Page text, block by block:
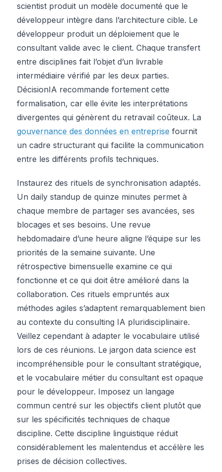
scientist produit un modèle documenté que le
développeur intègre dans l’architecture cible. Le
développeur produit un déploiement que le
consultant valide avec le client. Chaque transfert
entre disciplines fait l’objet d’un livrable
intermédiaire vérifié par les deux parties.
DécisionIA recommande fortement cette
formalisation, car elle évite les interprétations
divergentes qui génèrent du retravail coûteux. La
gouvernance des données en entreprise fournit
un cadre structurant qui facilite la communication
entre les différents profils techniques.
Instaurez des rituels de synchronisation adaptés.
Un daily standup de quinze minutes permet à
chaque membre de partager ses avancées, ses
blocages et ses besoins. Une revue
hebdomadaire d’une heure aligne l’équipe sur les
priorités de la semaine suivante. Une
rétrospective bimensuelle examine ce qui
fonctionne et ce qui doit être amélioré dans la
collaboration. Ces rituels empruntés aux
méthodes agiles s’adaptent remarquablement bien
au contexte du consulting IA pluridisciplinaire.
Veillez cependant à adapter le vocabulaire utilisé
lors de ces réunions. Le jargon data science est
incompréhensible pour le consultant stratégique,
et le vocabulaire métier du consultant est opaque
pour le développeur. Imposez un langage
commun centré sur les objectifs client plutôt que
sur les spécificités techniques de chaque
discipline. Cette discipline linguistique réduit
considérablement les malentendus et accélère les
prises de décision collectives.